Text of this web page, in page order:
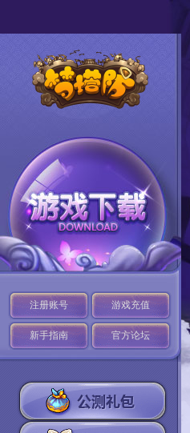
注册账号 游戏充值
新手指南 官方论坛